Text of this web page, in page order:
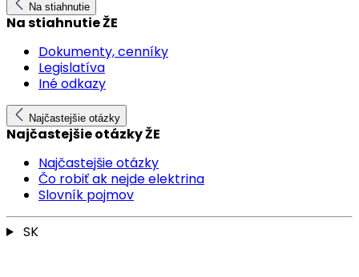
Na stiahnutie
Na stiahnutie ŽE
Dokumenty, cenníky
Legislatíva
Iné odkazy
Najčastejšie otázky
Najčastejšie otázky ŽE
Najčastejšie otázky
Čo robiť ak nejde elektrina
Slovník pojmov
SK